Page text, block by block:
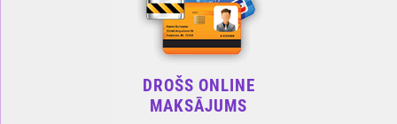
DROŠS ONLINE
MAKSĀJUMS